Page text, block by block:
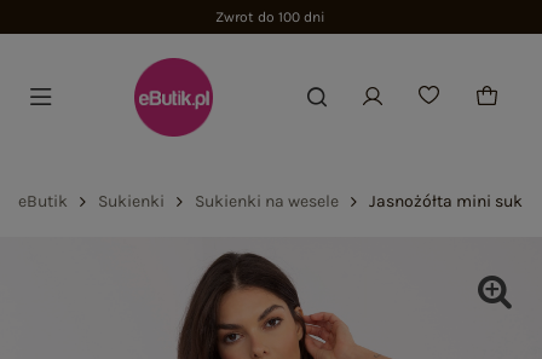
Zwrot do 100 dni
eButik Sukienki Sukienki na wesele Jasnożółta mini